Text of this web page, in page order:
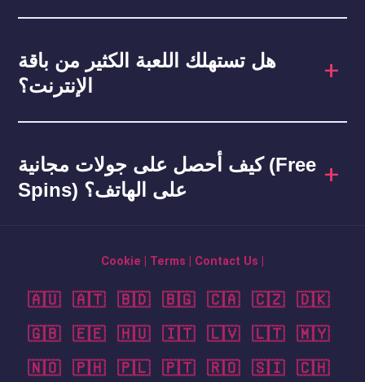
هل تستهلك اللعبة الكثير من باقة
الإنترنت؟
كيف أحصل على جولات مجانية (Free
Spins) على الهاتف؟
Cookie Terms Contact Us
🇦🇺 🇦🇹 🇧🇩 🇧🇬 🇨🇦 🇨🇿
🇩🇰
🇬🇧
🇪🇪 🇭🇺 🇮🇹 🇱🇻 🇱🇹
🇲🇾
🇳🇴
🇵🇭 🇵🇱 🇵🇹 🇷🇴 🇸🇮
🇨🇭